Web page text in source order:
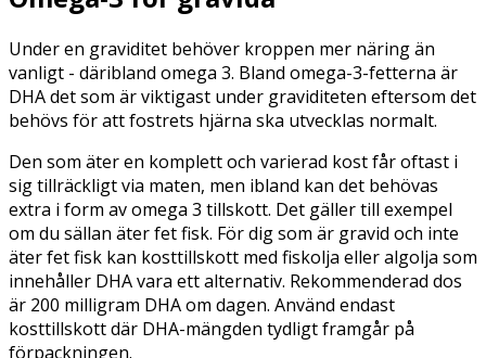
Under en graviditet behöver kroppen mer näring än
vanligt - däribland omega 3. Bland omega-3-fetterna är
DHA det som är viktigast under graviditeten eftersom det
behövs för att fostrets hjärna ska utvecklas normalt.
Den som äter en komplett och varierad kost får oftast i
sig tillräckligt via maten, men ibland kan det behövas
extra i form av omega 3 tillskott. Det gäller till exempel
om du sällan äter fet fisk. För dig som är gravid och inte
äter fet fisk kan kosttillskott med fiskolja eller algolja som
innehåller DHA vara ett alternativ. Rekommenderad dos
är 200 milligram DHA om dagen. Använd endast
kosttillskott där DHA-mängden tydligt framgår på
förpackningen.